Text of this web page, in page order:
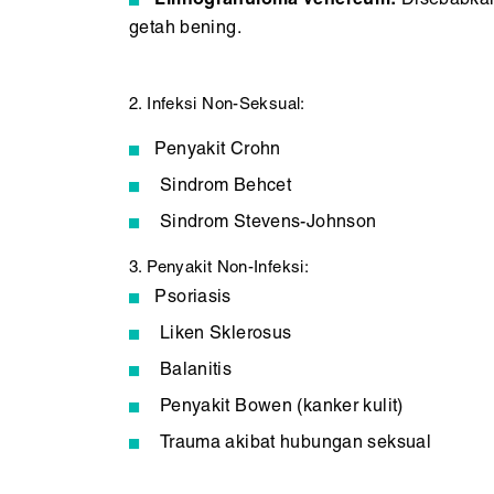
getah bening.
2. Infeksi Non-Seksual:
Penyakit Crohn
Sindrom Behcet
Sindrom Stevens-Johnson
3. Penyakit Non-Infeksi:
Psoriasis
Liken Sklerosus
Balanitis
Penyakit Bowen (kanker kulit)
Trauma akibat hubungan seksual